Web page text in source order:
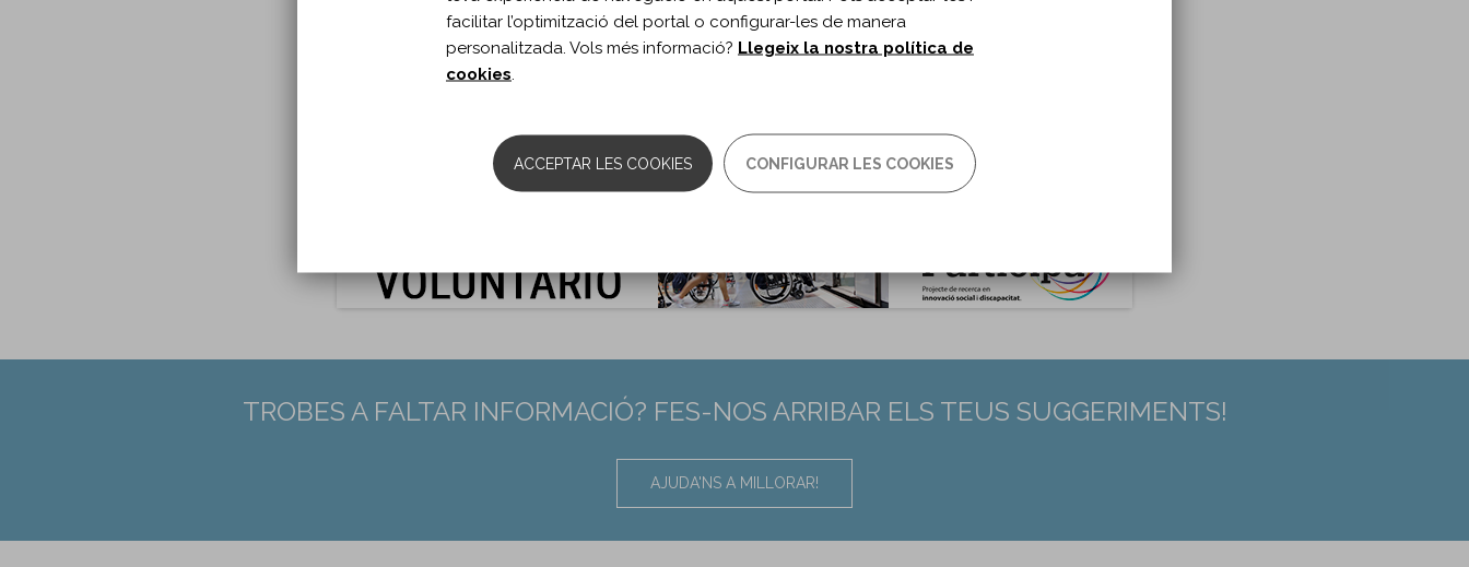
Any publicació: 2019
A:Neurorehabil Neural Repair. 2019;33(10)
Tipus de document:Article
Idioma del document:
10.1177/1545968319868720
31416407
TROBES A FALTAR INFORMACIÓ? FES-NOS ARRIBAR ELS TEUS SUGGERIMENTS!
AJUDA'NS A MILLORAR!
facilitar l’optimització del portal o configurar-les de manera
personalitzada. Vols més informació? Llegeix la nostra política de
cookies
ACCEPTAR LES COOKIES CONFIGURAR LES COOKIES